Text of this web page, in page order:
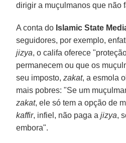
dirigir a muçulmanos que não
A conta do Islamic State
seguidores, por exemplo,
jizya, o califa oferece
permanecem ou que os
seu imposto,zakat, a esmola
mais pobres: "Se um
zakat, ele só tem a opção de
kaffir, infiel, não paga ajizya,
embora".